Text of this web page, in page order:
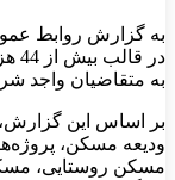
به گزارش روابط
به متقاضیان واجد
بر اساس این
ودیعه مسکن،
مسکن روستایی، مسکن